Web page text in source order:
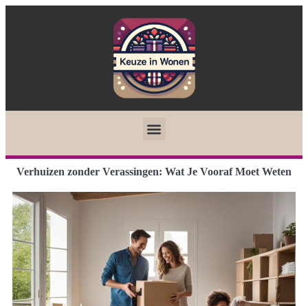
Verhuizen zonder Verassingen: Wat Je Vooraf Moet Weten